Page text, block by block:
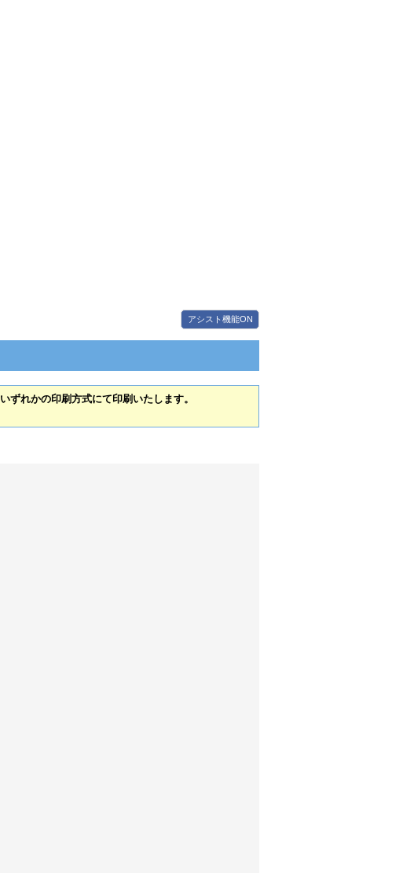
アシスト機能ON
いずれかの印刷方式にて印刷いたします。